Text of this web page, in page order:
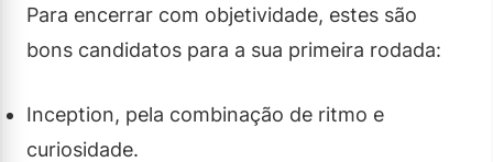
Para encerrar com objetividade, estes são
bons candidatos para a sua primeira rodada:
Inception, pela combinação de ritmo e
curiosidade.